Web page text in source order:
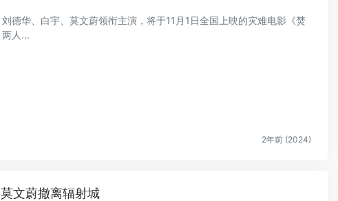
德华、白宇、莫文蔚领衔主演，将于11月1日全国上映的灾难电影《焚
人...
2年前 (2024)
莫文蔚撤离辐射城